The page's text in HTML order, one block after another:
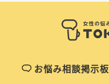
お悩み相談掲示板